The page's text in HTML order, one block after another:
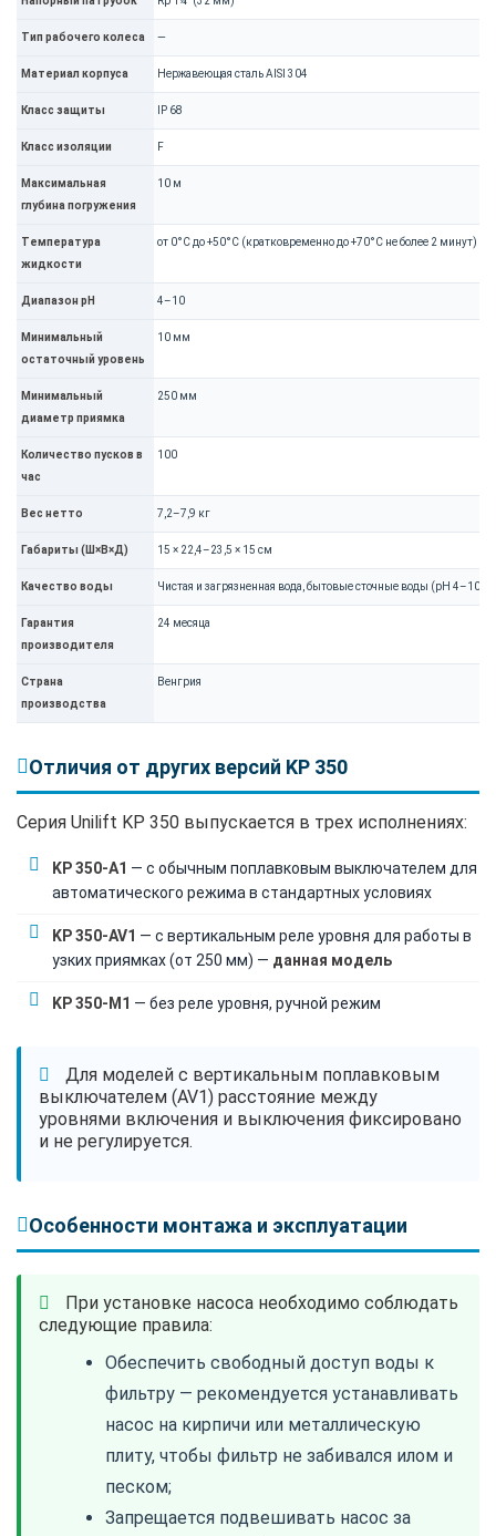
Тип рабочего колеса —
Материал корпуса Нержавеющая сталь AISI 304
Класс защиты IP 68
Класс изоляции F
Максимальная
глубина погружения
10 м
Температура
жидкости
от 0°C до +50°C (кратковременно до +70°C не более 2 минут)
Диапазон pH 4–10
Минимальный
остаточный уровень
10 мм
Минимальный
диаметр приямка
250 мм
Количество пусков в
час
100
Вес нетто 7,2–7,9 кг
Габариты (Ш×В×Д) 15 × 22,4–23,5 × 15 см
Качество воды Чистая и загрязненная вода, бытовые сточные воды (pH 4–10)
Гарантия
производителя
24 месяца
Страна
производства
Венгрия
Отличия от других версий KP 350
Серия Unilift KP 350 выпускается в трех исполнениях:
KP 350-A1 — с обычным поплавковым выключателем для
автоматического режима в стандартных условиях
KP 350-AV1 — с вертикальным реле уровня для работы в
узких приямках (от 250 мм) — данная модель
KP 350-M1 — без реле уровня, ручной режим
Для моделей с вертикальным поплавковым
выключателем (AV1) расстояние между
уровнями включения и выключения фиксировано
и не регулируется.
Особенности монтажа и эксплуатации
При установке насоса необходимо соблюдать
следующие правила:
Обеспечить свободный доступ воды к
фильтру — рекомендуется устанавливать
насос на кирпичи или металлическую
плиту, чтобы фильтр не забивался илом и
песком;
Запрещается подвешивать насос за